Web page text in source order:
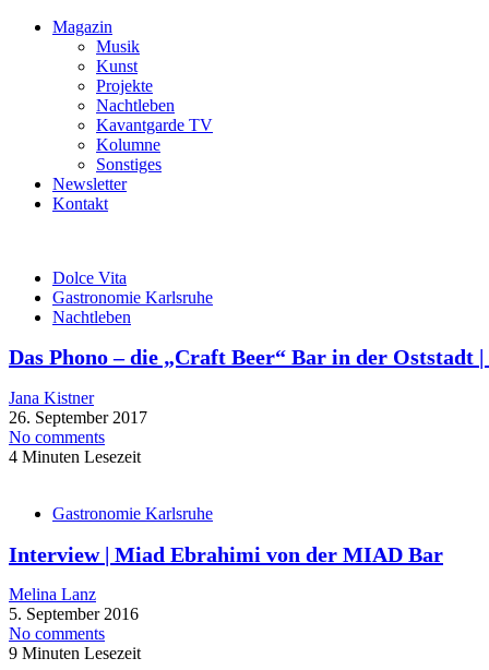
Magazin
Musik
Kunst
Projekte
Nachtleben
Kavantgarde TV
Kolumne
Sonstiges
Newsletter
Kontakt
Dolce Vita
Gastronomie Karlsruhe
Nachtleben
Das Phono – die „Craft Beer“ Bar in der
Jana Kistner
26. September 2017
No comments
4 Minuten Lesezeit
Gastronomie Karlsruhe
Interview | Miad Ebrahimi von der MIAD Bar
Melina Lanz
5. September 2016
No comments
9 Minuten Lesezeit